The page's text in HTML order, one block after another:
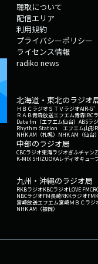
聴取について
配信エリア
利用規約
プライバシーポリシー
ライセンス情報
radiko news
北海道・東北のラジオ
ＨＢＣラジオＳＴＶラジオAIR-G'
ＲＡＢ青森放送エフエム青森IBC
Date fm（エフエム仙台） ABSラ
Rhythm Station エフエム山形
NHK AM（札幌） NHK AM（仙台
中部のラジオ局
CBCラジオ東海ラジオぎふチャン
K-MIX SHIZUOKAレディオキュー
九州・沖縄のラジオ局
RKBラジオKBCラジオLOVE FM
NBCラジオFM長崎RKKラジオ
宮崎放送エフエム宮崎ＭＢＣラジ
NHK AM（福岡）